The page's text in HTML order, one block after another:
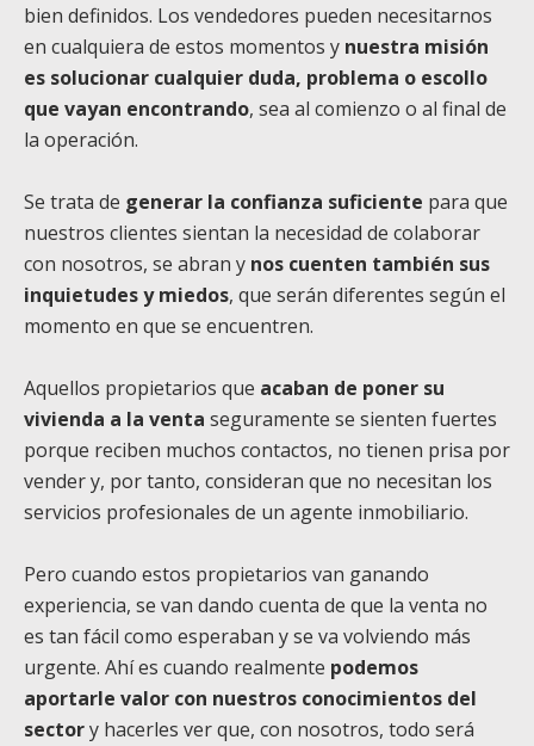
bien definidos. Los vendedores pueden necesitarnos
en cualquiera de estos momentos y nuestra misión
es solucionar cualquier duda, problema o escollo
que vayan encontrando, sea al comienzo o al final de
la operación.
Se trata de generar la confianza suficiente para que
nuestros clientes sientan la necesidad de colaborar
con nosotros, se abran y nos cuenten también sus
inquietudes y miedos, que serán diferentes según el
momento en que se encuentren.
Aquellos propietarios que acaban de poner su
vivienda a la venta seguramente se sienten fuertes
porque reciben muchos contactos, no tienen prisa por
vender y, por tanto, consideran que no necesitan los
servicios profesionales de un agente inmobiliario.
Pero cuando estos propietarios van ganando
experiencia, se van dando cuenta de que la venta no
es tan fácil como esperaban y se va volviendo más
urgente. Ahí es cuando realmente podemos
aportarle valor con nuestros conocimientos del
sectory hacerles ver que, con nosotros, todo será